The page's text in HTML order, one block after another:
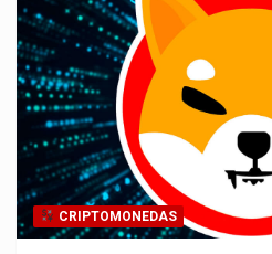
CRIPTOMONEDAS